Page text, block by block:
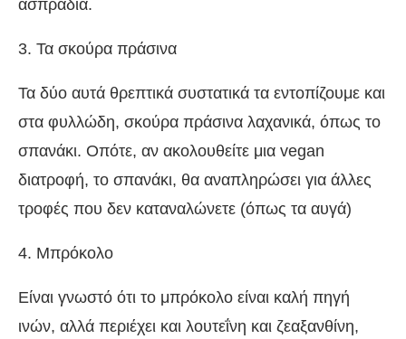
ασπράδια.
3. Τα σκούρα πράσινα
Τα δύο αυτά θρεπτικά συστατικά τα εντοπίζουμε και
στα φυλλώδη, σκούρα πράσινα λαχανικά, όπως το
σπανάκι. Οπότε, αν ακολουθείτε μια vegan
διατροφή, το σπανάκι, θα αναπληρώσει για άλλες
τροφές που δεν καταναλώνετε (όπως τα αυγά)
4. Μπρόκολο
Είναι γνωστό ότι το μπρόκολο είναι καλή πηγή
ινών, αλλά περιέχει και λουτεΐνη και ζεαξανθίνη,